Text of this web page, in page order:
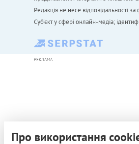
Редакція не несе відповідальності
Cуб'єкт у сфері онлайн-медіа;
РЕКЛАМА
Про використання